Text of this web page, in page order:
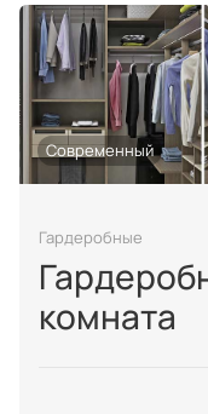
Современный
Гардеробные
комната